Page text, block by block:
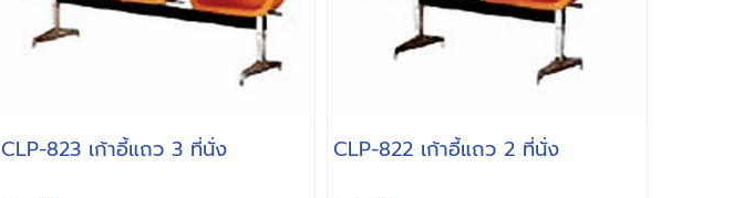
CLP-823 เก้าอี้แถว 3 ที่นั่ง CLP-822 เก้าอี้แถว 2 ที่นั่ง